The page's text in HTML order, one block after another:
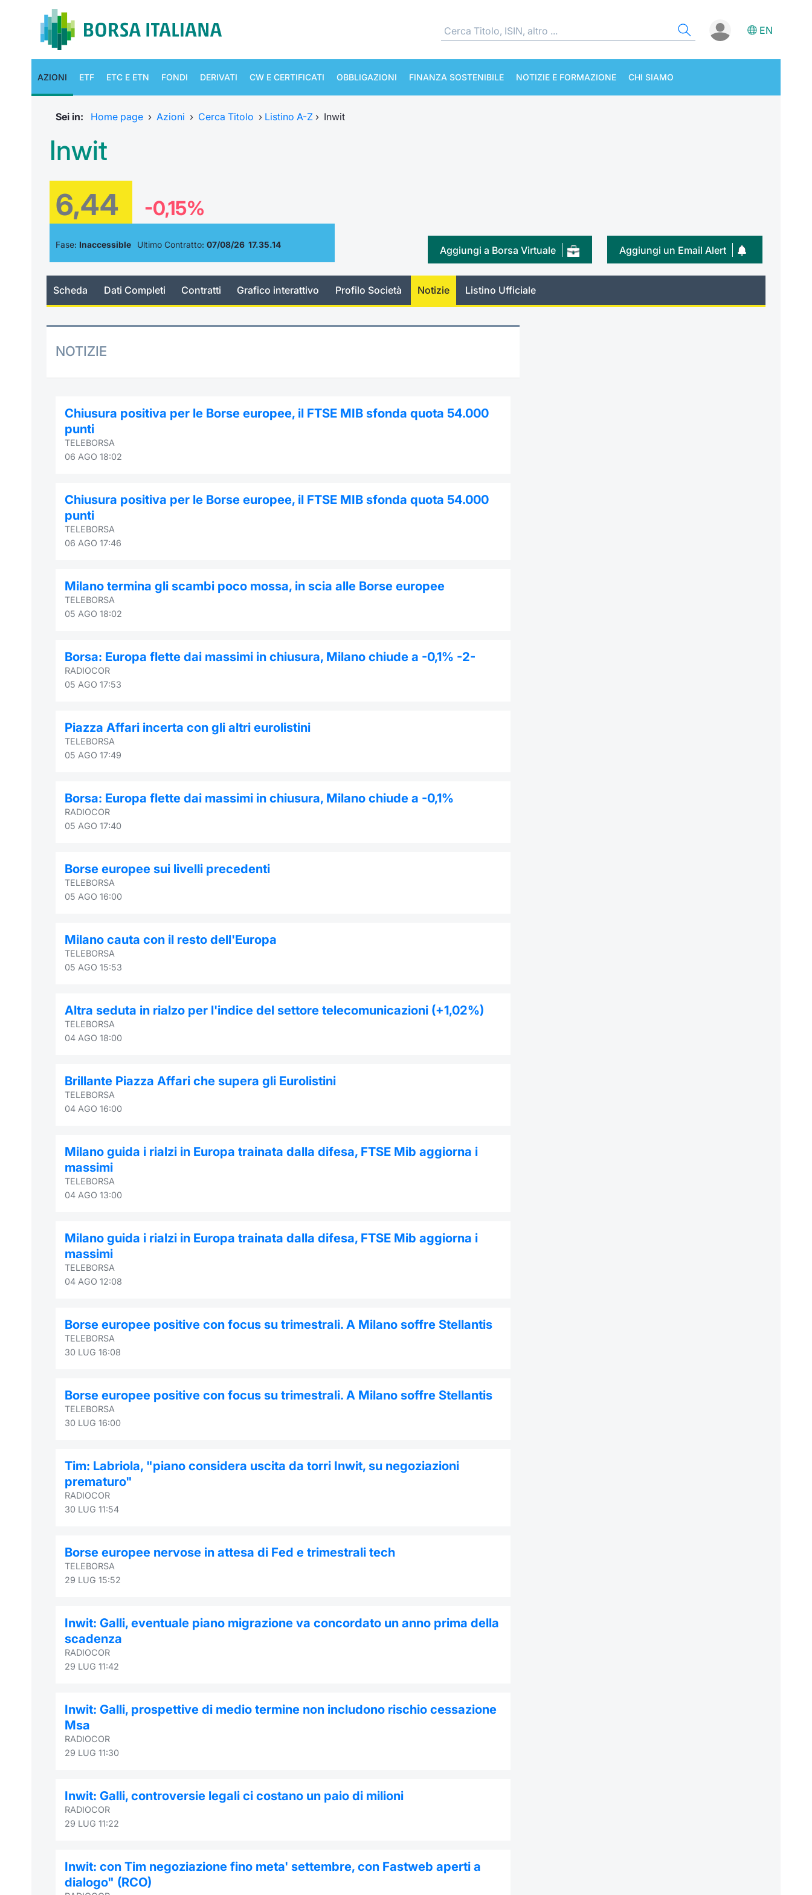
EN
AZIONI ETF ETC E ETN FONDI DERIVATI CW E CERTIFICATI OBBLIGAZIONI FINANZA SOSTENIBILE NOTIZIE E FORMAZIONE CHI SIAMO
Sei in: Home page › Azioni › Cerca Titolo › Listino A-Z › Inwit
Inwit
6,44 -0,15%
Fase: Inaccessible Ultimo Contratto: 07/08/26 17.35.14 Aggiungi un Email Alert
Aggiungi a Borsa Virtuale
Scheda Dati Completi Contratti Grafico interattivo Profilo Società Notizie Listino Ufficiale
NOTIZIE
Chiusura positiva per le Borse europee, il FTSE MIB sfonda quota 54.000
punti
TELEBORSA
06 AGO 18:02
Chiusura positiva per le Borse europee, il FTSE MIB sfonda quota 54.000
punti
TELEBORSA
06 AGO 17:46
Milano termina gli scambi poco mossa, in scia alle Borse europee
TELEBORSA
05 AGO 18:02
Borsa: Europa flette dai massimi in chiusura, Milano chiude a -0,1% -2-
RADIOCOR
05 AGO 17:53
Piazza Affari incerta con gli altri eurolistini
TELEBORSA
05 AGO 17:49
Borsa: Europa flette dai massimi in chiusura, Milano chiude a -0,1%
RADIOCOR
05 AGO 17:40
Borse europee sui livelli precedenti
TELEBORSA
05 AGO 16:00
Milano cauta con il resto dell'Europa
TELEBORSA
05 AGO 15:53
Altra seduta in rialzo per l'indice del settore telecomunicazioni (+1,02%)
TELEBORSA
04 AGO 18:00
Brillante Piazza Affari che supera gli Eurolistini
TELEBORSA
04 AGO 16:00
Milano guida i rialzi in Europa trainata dalla difesa, FTSE Mib aggiorna i
massimi
TELEBORSA
04 AGO 13:00
Milano guida i rialzi in Europa trainata dalla difesa, FTSE Mib aggiorna i
massimi
TELEBORSA
04 AGO 12:08
Borse europee positive con focus su trimestrali. A Milano soffre Stellantis
TELEBORSA
30 LUG 16:08
Borse europee positive con focus su trimestrali. A Milano soffre Stellantis
TELEBORSA
30 LUG 16:00
Tim: Labriola, "piano considera uscita da torri Inwit, su negoziazioni
prematuro"
RADIOCOR
30 LUG 11:54
Borse europee nervose in attesa di Fed e trimestrali tech
TELEBORSA
29 LUG 15:52
Inwit: Galli, eventuale piano migrazione va concordato un anno prima della
scadenza
RADIOCOR
29 LUG 11:42
Inwit: Galli, prospettive di medio termine non includono rischio cessazione
Msa
RADIOCOR
29 LUG 11:30
Inwit: Galli, controversie legali ci costano un paio di milioni
RADIOCOR
29 LUG 11:22
Inwit: con Tim negoziazione fino meta' settembre, con Fastweb aperti a
dialogo" (RCO)